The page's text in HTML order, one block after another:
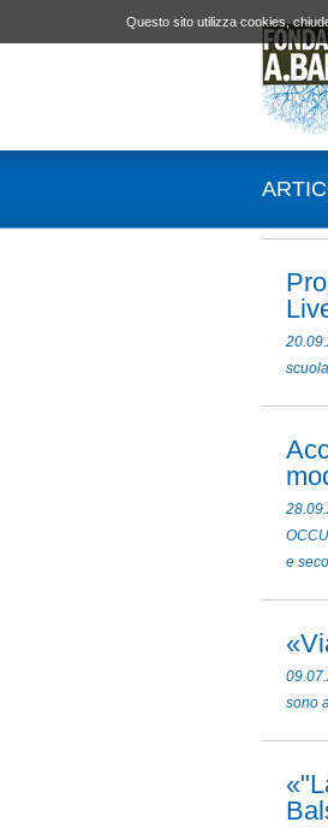
e
sono
Questo sito utilizza cookies,